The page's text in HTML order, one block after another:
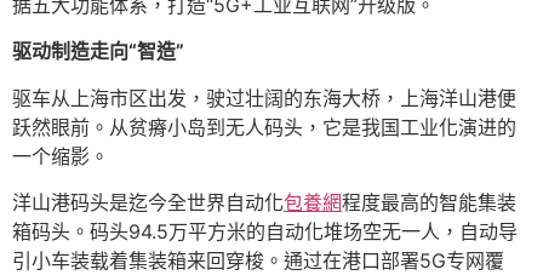
驱动制造走向“智造”
驱车从上海市区出发，驶过壮阔的东海大桥，上海洋山港便
跃然眼前。从贫瘠小岛到无人码头，它是我国工业化演进的
一个缩影。
洋山港码头是迄今全世界自动化包養網程度最高的智能集装
箱码头。码头94.5万平方米的自动化堆场空无一人，自动导
引小车装载着集装箱来回穿梭。通过在港口部署5G专网覆